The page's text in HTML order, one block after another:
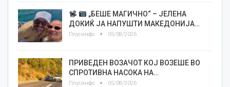
„БЕШЕ МАГИЧНО“ – ЈЕЛЕНА
ДОКИЌ ЈА НАПУШТИ МАКЕДОНИЈА…
Плусинфо 05/08/2026
ПРИВЕДЕН ВОЗАЧОТ КОЈ ВОЗЕШЕ ВО
СПРОТИВНА НАСОКА НА…
Плусинфо 05/08/2026